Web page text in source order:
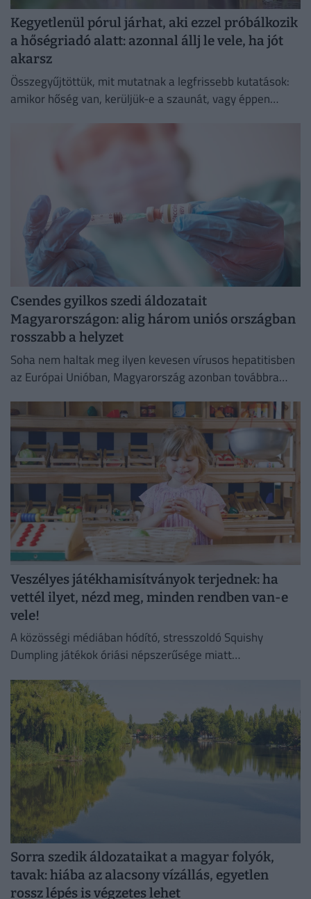
Kegyetlenül pórul járhat, aki ezzel próbálkozik
a hőségriadó alatt: azonnal állj le vele, ha jót
akarsz
Összegyűjtöttük, mit mutatnak a legfrissebb kutatások:
amikor hőség van, kerüljük-e a szaunát, vagy éppen
Csendes gyilkos szedi áldozatait
Magyarországon: alig három uniós országban
rosszabb a helyzet
Soha nem haltak meg ilyen kevesen vírusos hepatitisben
az Európai Unióban, Magyarország azonban továbbra
Veszélyes játékhamisítványok terjednek: ha
vettél ilyet, nézd meg, minden rendben van-e
vele!
A közösségi médiában hódító, stresszoldó Squishy
Dumpling játékok óriási népszerűsége miatt
hamisítványok.
Sorra szedik áldozataikat a magyar folyók,
tavak: hiába az alacsony vízállás, egyetlen
rossz lépés is végzetes lehet